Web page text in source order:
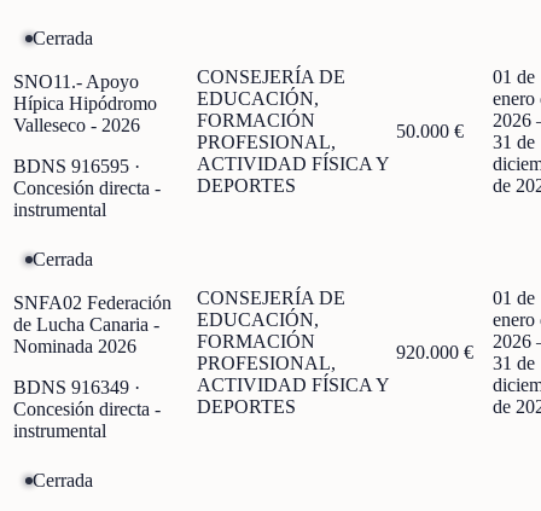
Cerrada
SNO11.- Apoyo
Hípica Hipódromo
Valleseco - 2026
BDNS 916595 ·
Concesión directa -
instrumental
CONSEJERÍA DE
EDUCACIÓN,
FORMACIÓN
PROFESIONAL,
ACTIVIDAD FÍSICA Y
DEPORTES
50.000 €
01 de
enero
2026
31 de
de
Cerrada
SNFA02 Federación
de Lucha Canaria -
Nominada 2026
BDNS 916349 ·
Concesión directa -
instrumental
CONSEJERÍA DE
EDUCACIÓN,
FORMACIÓN
PROFESIONAL,
ACTIVIDAD FÍSICA Y
DEPORTES
920.000 €
01 de
enero
2026
31 de
de
Cerrada